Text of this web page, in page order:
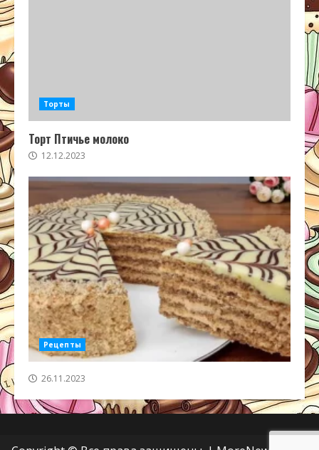
Торты
Торт Птичье молоко
12.12.2023
Рецепты
26.11.2023